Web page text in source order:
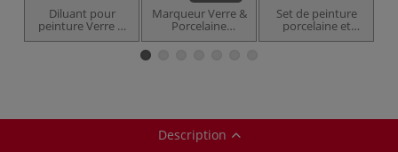
Diluant pour
peinture Verre &
Porcelaine Kreul
Marqueur Verre &
Porcelaine
nuances claires
Set de peinture
porcelaine et
verre brillant
Description